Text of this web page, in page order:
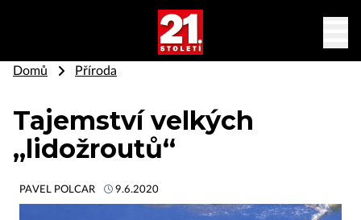
Domů Příroda
Tajemství velkých
„lidožroutů“
PAVEL POLCAR 9.6.2020